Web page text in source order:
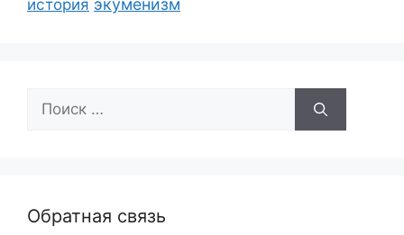
история экуменизм
Поиск:
Обратная связь